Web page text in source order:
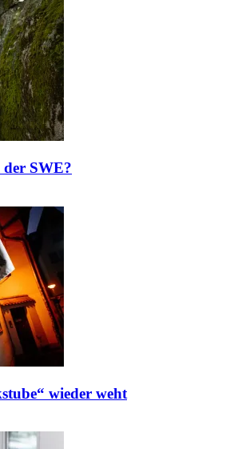
der SWE?
wieder weht